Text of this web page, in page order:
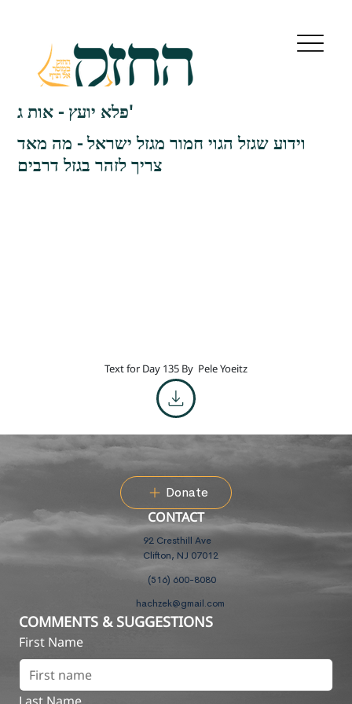
פלא יועץ - אות ג'
וידוע שגזל הגוי חמור מגזל ישראל - מה מאד
צריך לזהר בגזל דרבים
Text for Day 135 By Pele Yoeitz
Donate
CONTACT
92 Cresthill Ave
Clifton, NJ 07012
(516) 600-8080
hachzek@gmail.com
COMMENTS & SUGGESTIONS
First Name